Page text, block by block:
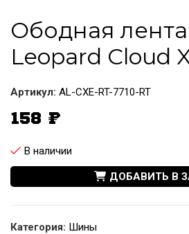
Ободная
Leopard Cloud
Артикул: AL-CXE-RT-7710-RT
158 ₽
В наличии
ДОБАВИТЬ В
Категория: Шины